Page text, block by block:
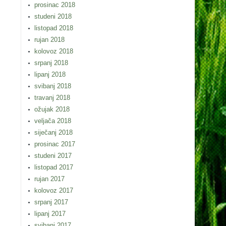
prosinac 2018
studeni 2018
listopad 2018
rujan 2018
kolovoz 2018
srpanj 2018
lipanj 2018
svibanj 2018
travanj 2018
ožujak 2018
veljača 2018
siječanj 2018
prosinac 2017
studeni 2017
listopad 2017
rujan 2017
kolovoz 2017
srpanj 2017
lipanj 2017